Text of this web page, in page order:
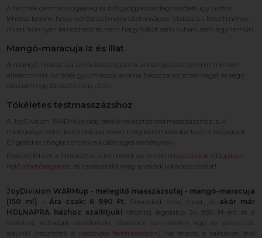
A termék dermatológiailag és bőrgyógyászatilag tesztelt, így biztos
lehetsz benne, hogy bőröd számára biztonságos. Vízbázisú készítménye
miatt könnyen lemosható és nem hagy foltot sem ruhán, sem ágyneműn.
Mangó-maracuja íz és illat
A mangó-maracuja íze és illata egzotikus hangulatot teremt minden
alkalommal. Az édes gyümölcsös aroma fokozza az érzékiséget és segít
ellazulni egy fárasztó nap után.
Tökéletes testmasszázshoz
A JoyDivision WARMup olaj ideális választás testmasszázshoz is. A
melegségérzetet keltő hatása révén még kellemesebbé teszi a relaxációt.
Engedd át magad ennek a különleges élménynek!
Fedezd fel ezt a fantasztikus terméket azérzéki masszázsok világában
rejlő lehetőségekkel, és tapasztald meg a valódi kikapcsolódást!
JoyDivision WARMup - melegítő masszázsolaj - mangó-maracuja
(150 ml) - Ára csak: 6 990 Ft. Rendeled meg most, és akár már
HOLNAPRA házhoz szállítjuk! Vásárolj legalább 24 990 Ft-ért és a
szállítási költséget átvállaljuk! Vibrációs termékekre egy év garanciát
adunk! (részletek a vásárlási feltételekben ) . Ne feledd, a raktáron lévő